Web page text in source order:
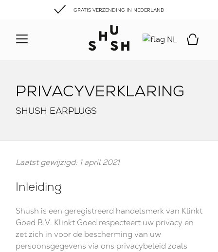
GRATIS VERZENDING IN NEDERLAND
NL
PRIVACYVERKLARING
SHUSH EARPLUGS
Laatst gewijzigd: 1 april 2021
Inleiding
Shush is een geregistreerd handelsmerk van Klinkt
Goed B.V. Klinkt Goed respecteert uw privacy en
zet zich in voor de bescherming van uw
persoonsgegevens via ons privacybeleid zoals